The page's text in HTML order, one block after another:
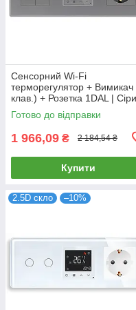
Сенсорний Wi-Fi
терморегулятор + Вимикач
клав.) + Розетка 1DAL |
(P228-SW2G-TR.WF-ST.GR)
Готово до відправки
1 966,09 ₴ 2 184,54 ₴
Купити
2.5D скло –10%